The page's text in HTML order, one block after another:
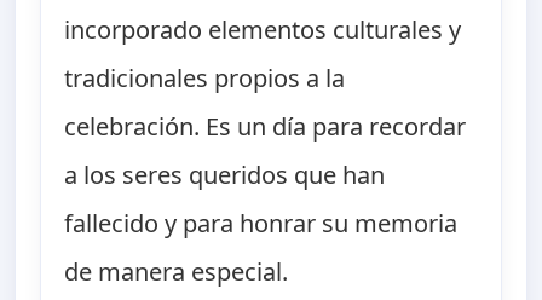
incorporado elementos culturales y
tradicionales propios a la
celebración. Es un día para recordar
a los seres queridos que han
fallecido y para honrar su memoria
de manera especial.